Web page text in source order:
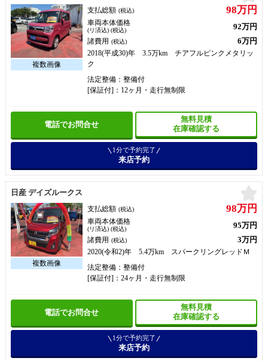
支払総額 (税込) 98万円
車両本体価格
(リ済込) (税込) 92万円
諸費用 (税込) 6万円
2018(平成30)年 3.5万km チアフルピンクメタリッ
ク
法定整備：整備付
[保証付]：12ヶ月・走行無制限
電話でお問合せ
無料見積
在庫確認する
1分で予約完了
来店予約
日産 デイズルークス
支払総額 (税込) 98万円
車両本体価格
(リ済込) (税込) 95万円
諸費用 (税込) 3万円
2020(令和2)年 5.4万km スパークリングレッドＭ
法定整備：整備付
[保証付]：24ヶ月・走行無制限
電話でお問合せ
無料見積
在庫確認する
1分で予約完了
来店予約